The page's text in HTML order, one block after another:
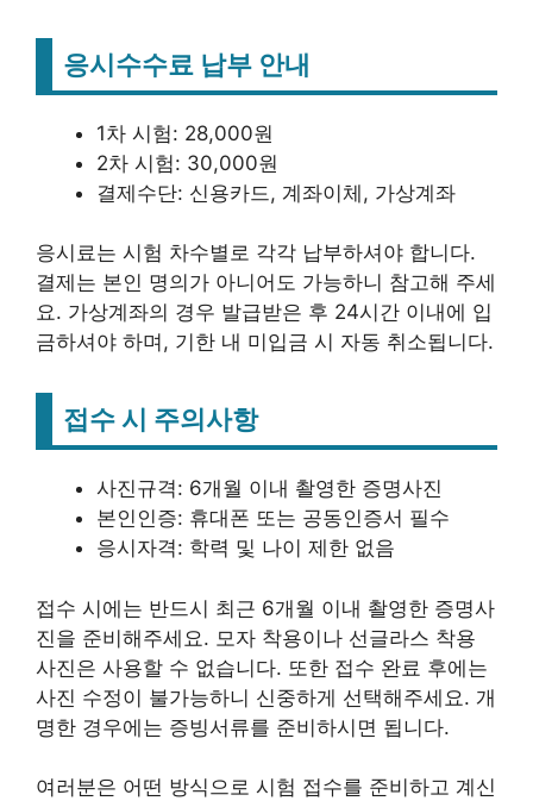
응시수수료 납부 안내
1차 시험: 28,000원
2차 시험: 30,000원
결제수단: 신용카드, 계좌이체, 가상계좌
응시료는 시험 차수별로 각각 납부하셔야 합니다.
결제는 본인 명의가 아니어도 가능하니 참고해 주세
요. 가상계좌의 경우 발급받은 후 24시간 이내에 입
금하셔야 하며, 기한 내 미입금 시 자동 취소됩니다.
접수 시 주의사항
사진규격: 6개월 이내 촬영한 증명사진
본인인증: 휴대폰 또는 공동인증서 필수
응시자격: 학력 및 나이 제한 없음
접수 시에는 반드시 최근 6개월 이내 촬영한 증명사
진을 준비해주세요. 모자 착용이나 선글라스 착용
사진은 사용할 수 없습니다. 또한 접수 완료 후에는
사진 수정이 불가능하니 신중하게 선택해주세요. 개
명한 경우에는 증빙서류를 준비하시면 됩니다.
여러분은 어떤 방식으로 시험 접수를 준비하고 계신